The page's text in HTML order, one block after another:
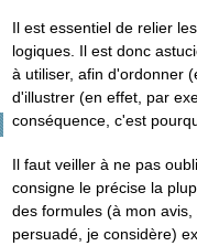
Il est essentiel de relier
logiques. Il est donc
à utiliser, afin d'ordonner
d'illustrer (en effet, par
conséquence, c'est
Il faut veiller à ne pas
consigne le précise la
des formules (à mon
persuadé, je considère)